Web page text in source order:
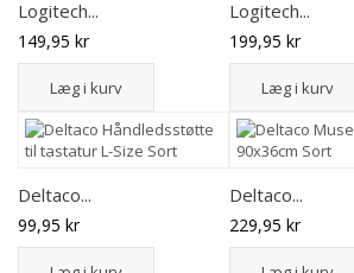
Logitech...
149,95 kr
Læg i kurv
Logitech...
199,95 kr
Læg i kurv
Deltaco...
99,95 kr
Deltaco...
229,95 kr